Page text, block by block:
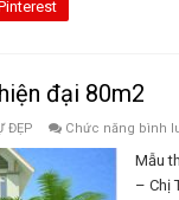
đại 80m2
ĐẸP Chức năng bình
Mẫu
– Chị